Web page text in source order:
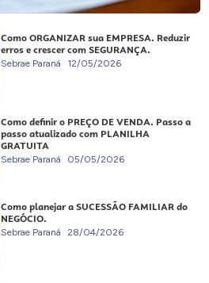
Como ORGANIZAR sua EMPRESA. Reduzir
erros e crescer com SEGURANÇA.
Sebrae Paraná 12/05/2026
Como definir o PREÇO DE VENDA. Passo a
passo atualizado com PLANILHA
GRATUITA
Sebrae Paraná 05/05/2026
Como planejar a SUCESSÃO FAMILIAR do
NEGÓCIO.
Sebrae Paraná 28/04/2026